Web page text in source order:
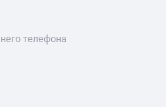
телефона